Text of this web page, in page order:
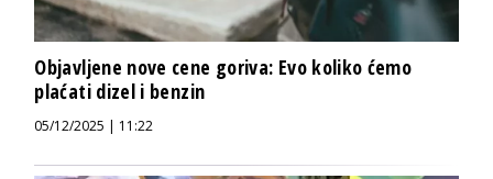
Objavljene nove cene goriva: Evo koliko ćemo
plaćati dizel i benzin
05/12/2025 | 11:22